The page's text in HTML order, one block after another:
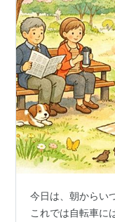
今日は、朝からい
これでは自転車に